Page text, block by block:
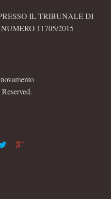
IL TRIBUNALE DI
11705/2015